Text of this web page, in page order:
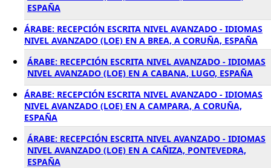
ESPAÑA
ÁRABE: RECEPCIÓN ESCRITA NIVEL AVANZADO - IDIOMAS
NIVEL AVANZADO (LOE) EN A BREA, A CORUÑA, ESPAÑA
ÁRABE: RECEPCIÓN ESCRITA NIVEL AVANZADO - IDIOMAS
NIVEL AVANZADO (LOE) EN A CABANA, LUGO, ESPAÑA
ÁRABE: RECEPCIÓN ESCRITA NIVEL AVANZADO - IDIOMAS
NIVEL AVANZADO (LOE) EN A CAMPARA, A CORUÑA,
ESPAÑA
ÁRABE: RECEPCIÓN ESCRITA NIVEL AVANZADO - IDIOMAS
NIVEL AVANZADO (LOE) EN A CAÑIZA, PONTEVEDRA,
ESPAÑA